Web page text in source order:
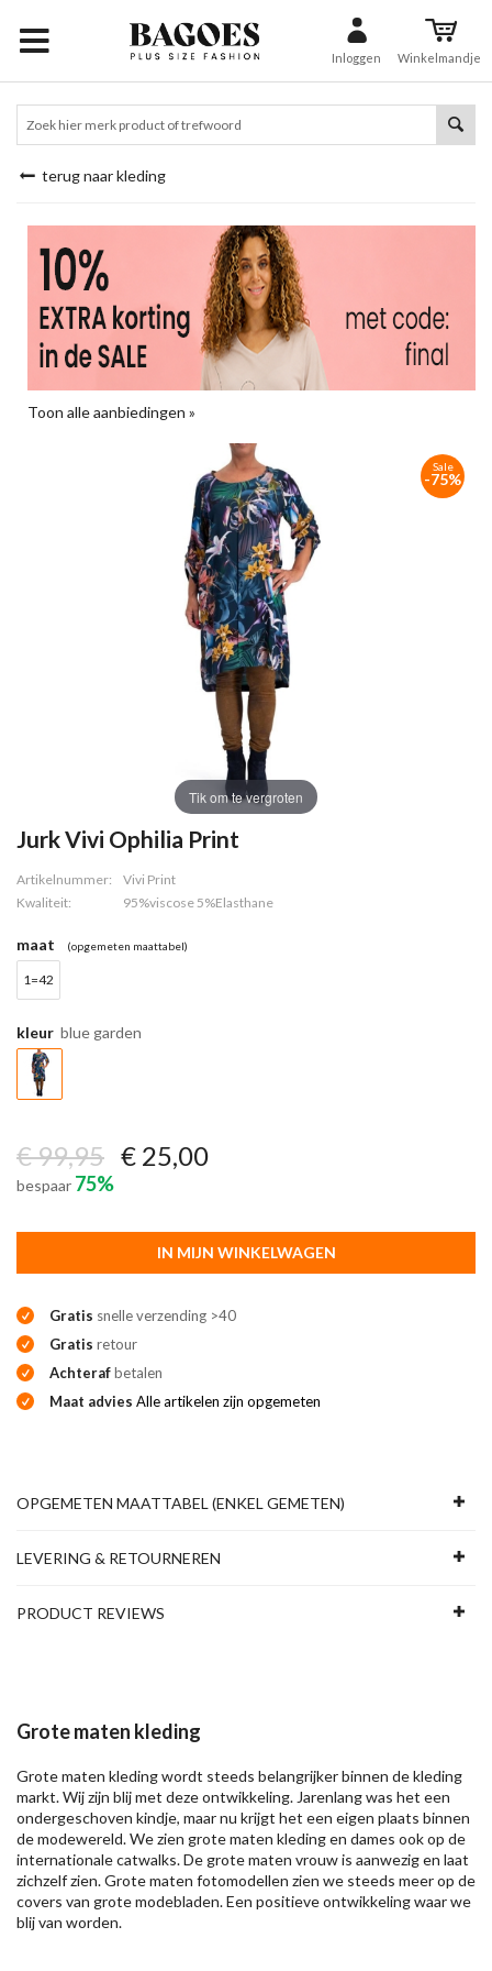
Inloggen Winkelmandje
terug naar kleding
Toon alle aanbiedingen »
Tik om te vergroten
Sale
-75%
Jurk Vivi Ophilia Print
Artikelnummer:
Vivi Print
Kwaliteit:
95%viscose 5%Elasthane
maat (opgemeten maattabel)
1=42
kleur blue garden
€ 99,95 € 25,00
bespaar 75%
IN MIJN WINKELWAGEN
Gratis snelle verzending >40
Gratis retour
Achterafbetalen
Maat advies Alle artikelen zijn opgemeten
OPGEMETEN MAATTABEL (ENKEL GEMETEN)
LEVERING & RETOURNEREN
PRODUCT REVIEWS
Grote maten kleding
Grote maten kleding wordt steeds belangrijker binnen de kleding
markt. Wij zijn blij met deze ontwikkeling. Jarenlang was het een
ondergeschoven kindje, maar nu krijgt het een eigen plaats binnen
de modewereld. We zien grote maten kleding en dames ook op de
internationale catwalks. De grote maten vrouw is aanwezig en laat
zichzelf zien. Grote maten fotomodellen zien we steeds meer op de
covers van grote modebladen. Een positieve ontwikkeling waar we
blij van worden.